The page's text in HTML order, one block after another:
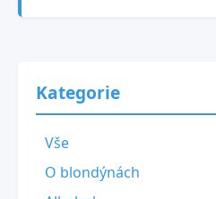
Kategorie
Vše
O blondýnách